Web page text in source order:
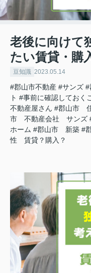
老後に向けて
たい賃貸・購
豆知識 2023.05.14
#郡山市不動産 #サンズ
ト #事前に確認しておく
不動産屋さん #郡山市
市 不動産会社 サンズ
ホーム #郡山市 新築 #
性 賃貸？購入？